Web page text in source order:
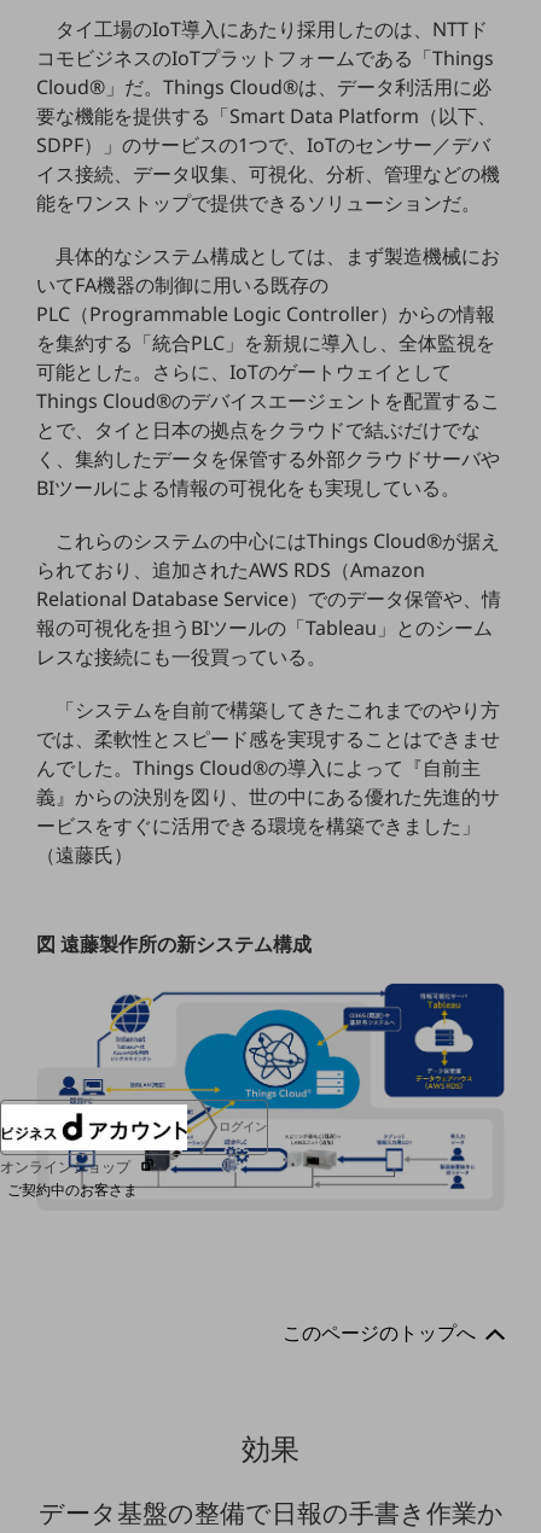
ニュースリリース
地域からの発表
重要なお知らせ
お知らせ
サステナビリティ
サステナビリティTOP
NTTドコモビジネスグループのサステナビリティ
サステナビリティ基本方針
サステナビリティレポート
ダイバーシティ
経営情報
決算公告
電子公告
採用情報
採用情報TOP
新卒採用
経験者採用
広告・協賛
NTTドコモグループ
ログイン
オンラインショップ
ご契約中のお客さま
タイ工場のIoT導入にあたり採用したのは、NTTド
コモビジネスのIoTプラットフォームである「Things
Cloud®」だ。Things Cloud®は、データ利活用に必
要な機能を提供する「Smart Data Platform（以下、
SDPF）」のサービスの1つで、IoTのセンサー／デバ
イス接続、データ収集、可視化、分析、管理などの機
能をワンストップで提供できるソリューションだ。
具体的なシステム構成としては、まず製造機械にお
いてFA機器の制御に用いる既存の
PLC（Programmable Logic Controller）からの情報
を集約する「統合PLC」を新規に導入し、全体監視を
可能とした。さらに、IoTのゲートウェイとして
Things Cloud®のデバイスエージェントを配置するこ
とで、タイと日本の拠点をクラウドで結ぶだけでな
く、集約したデータを保管する外部クラウドサーバや
BIツールによる情報の可視化をも実現している。
これらのシステムの中心にはThings Cloud®が据え
られており、追加されたAWS RDS（Amazon
Relational Database Service）でのデータ保管や、情
報の可視化を担うBIツールの「Tableau」とのシーム
レスな接続にも一役買っている。
「システムを自前で構築してきたこれまでのやり方
では、柔軟性とスピード感を実現することはできませ
んでした。Things Cloud®の導入によって『自前主
義』からの決別を図り、世の中にある優れた先進的サ
ービスをすぐに活用できる環境を構築できました」
（遠藤氏）
図 遠藤製作所の新システム構成
このページのトップへ
効果
データ基盤の整備で日報の手書き作業か